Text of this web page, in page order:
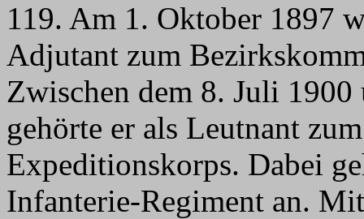
119. Am 1. Oktober 1897
Adjutant zum
Zwischen dem 8. Juli 1900
gehörte er als Leutnant
Expeditionskorps. Dabei
Infanterie-Regiment an.